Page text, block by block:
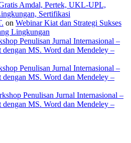
Amdal, Pertek, UKL-UPL,
Sertifikasi
on Webinar Kiat dan Strategi Sukses
Lingkungan
Penulisan Jurnal Internasional –
dengan MS. Word dan Mendeley –
Penulisan Jurnal Internasional –
dengan MS. Word dan Mendeley –
Penulisan Jurnal Internasional –
dengan MS. Word dan Mendeley –